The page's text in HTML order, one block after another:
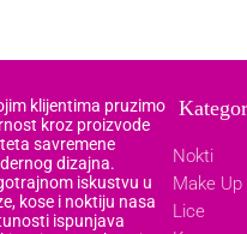
klijentima pruzimo
kroz proizvode
savremene
dizajna.
iskustvu u
kose i noktiju nasa
ispunjava
Nokti
Make Up
Lice